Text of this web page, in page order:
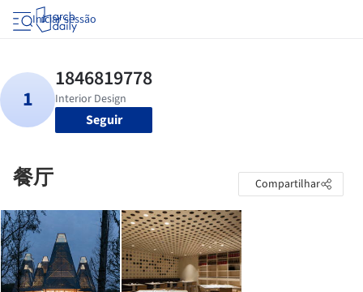
Iniciar sessão
Seguir
餐厅 Compartilhar